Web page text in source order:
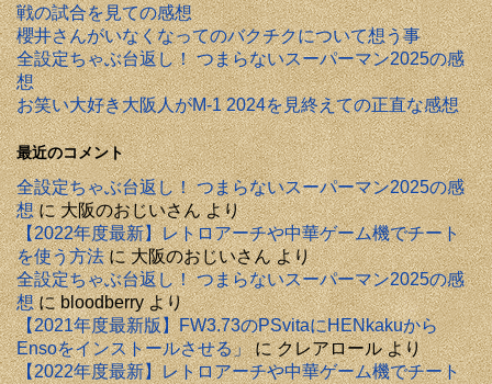
戦の試合を見ての感想
櫻井さんがいなくなってのバクチクについて想う事
全設定ちゃぶ台返し！ つまらないスーパーマン2025の感
想
お笑い大好き大阪人がM-1 2024を見終えての正直な感想
最近のコメント
全設定ちゃぶ台返し！ つまらないスーパーマン2025の感
想に大阪のおじいさんより
【2022年度最新】レトロアーチや中華ゲーム機でチート
を使う方法に大阪のおじいさんより
全設定ちゃぶ台返し！ つまらないスーパーマン2025の感
想にbloodberryより
【2021年度最新版】FW3.73のPSvitaにHENkakuから
Ensoをインストールさせる」にクレアロールより
【2022年度最新】レトロアーチや中華ゲーム機でチート